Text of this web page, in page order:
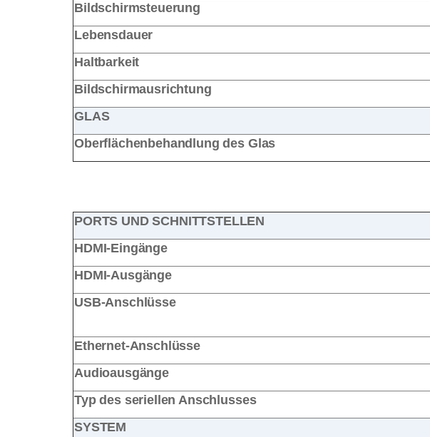
Bildschirmsteuerung
Lebensdauer
Haltbarkeit
Bildschirmausrichtung
GLAS
Oberflächenbehandlung des Glas
PORTS UND SCHNITTSTELLEN
HDMI-Eingänge
HDMI-Ausgänge
USB-Anschlüsse
Ethernet-Anschlüsse
Audioausgänge
Typ des seriellen Anschlusses
SYSTEM